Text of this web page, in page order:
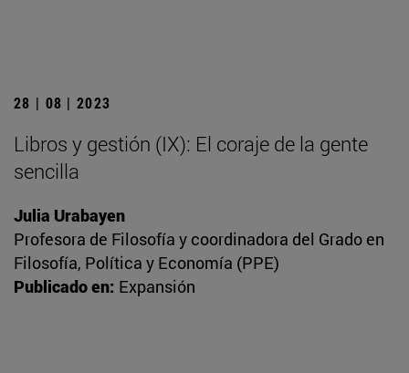
28 | 08 | 2023
Libros y gestión (IX): El coraje de la gente
sencilla
Julia Urabayen
Profesora de Filosofía y coordinadora del Grado en
Filosofía, Política y Economía (PPE)
Publicado en: Expansión